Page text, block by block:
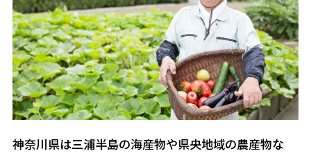
神奈川県は三浦半島の海産物や県央地域の農産物な